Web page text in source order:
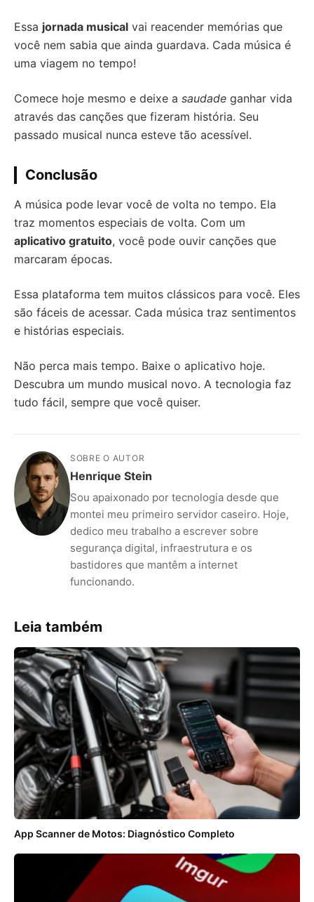
Essa jornada musical vai reacender memórias que
você nem sabia que ainda guardava. Cada música é
uma viagem no tempo!
Comece hoje mesmo e deixe a saudade ganhar vida
através das canções que fizeram história. Seu
passado musical nunca esteve tão acessível.
Conclusão
A música pode levar você de volta no tempo. Ela
traz momentos especiais de volta. Com um
aplicativo gratuito, você pode ouvir canções que
marcaram épocas.
Essa plataforma tem muitos clássicos para você. Eles
são fáceis de acessar. Cada música traz sentimentos
e histórias especiais.
Não perca mais tempo. Baixe o aplicativo hoje.
Descubra um mundo musical novo. A tecnologia faz
tudo fácil, sempre que você quiser.
SOBRE O AUTOR
Henrique Stein
Sou apaixonado por tecnologia desde que
montei meu primeiro servidor caseiro. Hoje,
dedico meu trabalho a escrever sobre
segurança digital, infraestrutura e os
bastidores que mantêm a internet
funcionando.
Leia também
App Scanner de Motos: Diagnóstico Completo